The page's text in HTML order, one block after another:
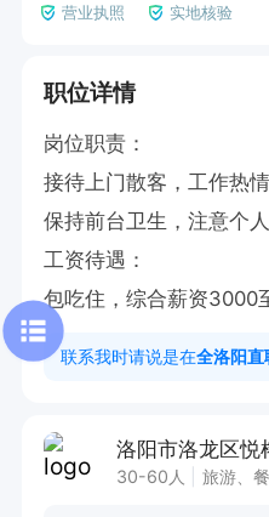
营业执照 实地核验
职位详情
岗位职责：
接待上门散客，工作热
保持前台卫生，注意个
工资待遇：
包吃住，综合薪资3000
联系我时请说是在全洛阳直
洛阳市洛龙区悦
30-60人 旅游、